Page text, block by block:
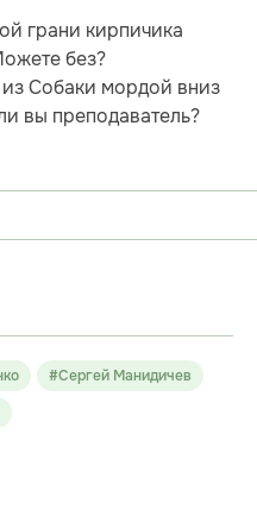
грани кирпичика
без?
Собаки мордой вниз
вы преподаватель?
#Сергей Манидичев